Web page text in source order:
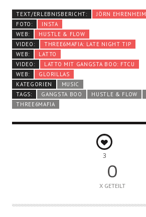
TEXT/ERLEBNISBERICHT:
JÖRN EHRENHEIM
FOTO:
INSTA
WEB:
HUSTLE & FLOW
VIDEO:
THREE6MAFIA: LATE NIGHT TIP
WEB:
LATTO
VIDEO:
LATTO MIT GANGSTA BOO: FTCU
WEB:
GLORILLAS
KATEGORIEN
MUSIC
TAGS:
GANGSTA BOO HUSTLE & FLOW
THREE6MAFIA
3
0
X GETEILT